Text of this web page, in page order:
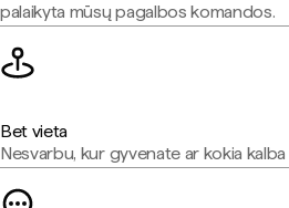
palaikyta mūsų pagalbos komandos.
Bet vieta
Nesvarbu, kur gyvenate ar kokia